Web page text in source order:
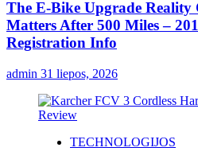
The E-Bike Upgrade Reality
Matters After 500 Miles –
Registration Info
admin 31 liepos, 2026
TECHNOLOGIJOS